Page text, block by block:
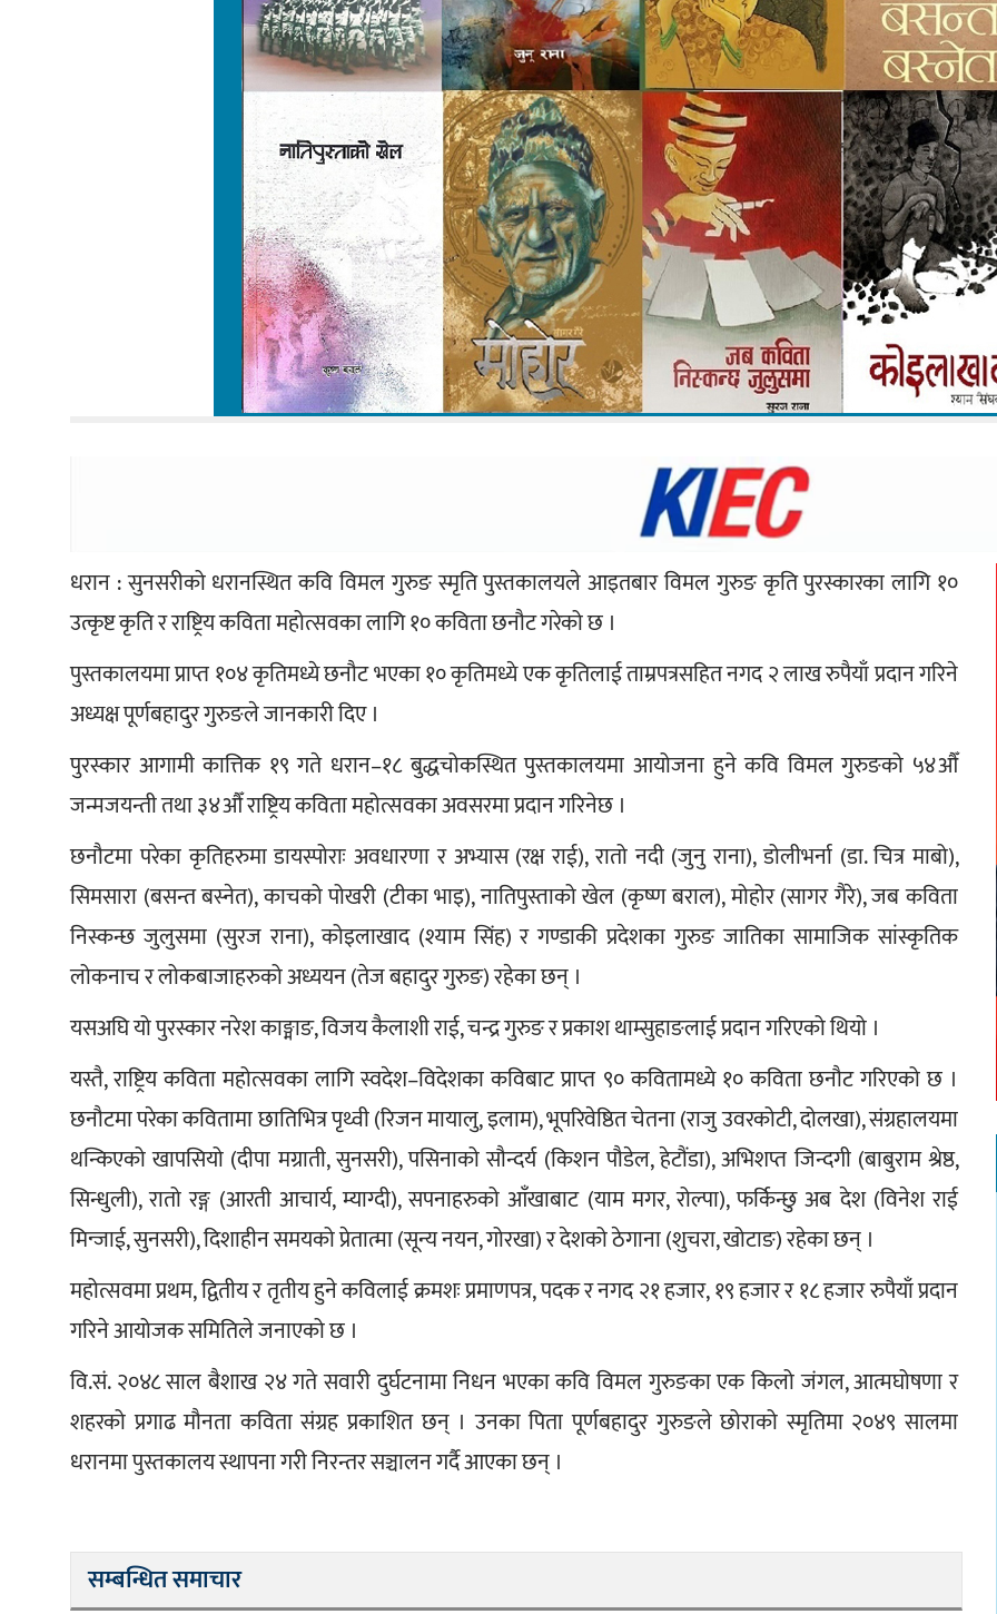
धरान : सुनसरीको धरानस्थित कवि विमल गुरुङ स्मृति पुस्तकालयले आइतबार विमल गुरुङ कृति पुरस्कारका लागि १०
उत्कृष्ट कृति र राष्ट्रिय कविता महोत्सवका लागि १० कविता छनौट गरेको छ ।
पुस्तकालयमा प्राप्त १०४ कृतिमध्ये छनौट भएका १० कृतिमध्ये एक कृतिलाई ताम्रपत्रसहित नगद २ लाख रुपैयाँ प्रदान गरिने
अध्यक्ष पूर्णबहादुर गुरुङले जानकारी दिए ।
पुरस्कार आगामी कात्तिक १९ गते धरान–१८ बुद्धचोकस्थित पुस्तकालयमा आयोजना हुने कवि विमल गुरुङको ५४औँ
जन्मजयन्ती तथा ३४औँ राष्ट्रिय कविता महोत्सवका अवसरमा प्रदान गरिनेछ ।
छनौटमा परेका कृतिहरुमा डायस्पोराः अवधारणा र अभ्यास (रक्ष राई), रातो नदी (जुनु राना), डोलीभर्ना (डा. चित्र माबो),
सिमसारा (बसन्त बस्नेत), काचको पोखरी (टीका भाइ), नातिपुस्ताको खेल (कृष्ण बराल), मोहोर (सागर गैरे), जब कविता
निस्कन्छ जुलुसमा (सुरज राना), कोइलाखाद (श्याम सिंह) र गण्डाकी प्रदेशका गुरुङ जातिका सामाजिक सांस्कृतिक
लोकनाच र लोकबाजाहरुको अध्ययन (तेज बहादुर गुरुङ) रहेका छन् ।
यसअघि यो पुरस्कार नरेश काङ्माङ, विजय कैलाशी राई, चन्द्र गुरुङ र प्रकाश थाम्सुहाङलाई प्रदान गरिएको थियो ।
यस्तै, राष्ट्रिय कविता महोत्सवका लागि स्वदेश–विदेशका कविबाट प्राप्त ९० कवितामध्ये १० कविता छनौट गरिएको छ ।
छनौटमा परेका कवितामा छातिभित्र पृथ्वी (रिजन मायालु, इलाम), भूपरिवेष्ठित चेतना (राजु उवरकोटी, दोलखा), संग्रहालयमा
थन्किएको खापसियो (दीपा मग्राती, सुनसरी), पसिनाको सौन्दर्य (किशन पौडेल, हेटौंडा), अभिशप्त जिन्दगी (बाबुराम श्रेष्ठ,
सिन्धुली), रातो रङ्ग (आरती आचार्य, म्याग्दी), सपनाहरुको आँखाबाट (याम मगर, रोल्पा), फर्किन्छु अब देश (विनेश राई
मिन्जाई, सुनसरी), दिशाहीन समयको प्रेतात्मा (सून्य नयन, गोरखा) र देशको ठेगाना (शुचरा, खोटाङ) रहेका छन् ।
महोत्सवमा प्रथम, द्वितीय र तृतीय हुने कविलाई क्रमशः प्रमाणपत्र, पदक र नगद २१ हजार, १९ हजार र १८ हजार रुपैयाँ प्रदान
गरिने आयोजक समितिले जनाएको छ ।
वि.सं. २०४८ साल बैशाख २४ गते सवारी दुर्घटनामा निधन भएका कवि विमल गुरुङका एक किलो जंगल, आत्मघोषणा र
शहरको प्रगाढ मौनता कविता संग्रह प्रकाशित छन् । उनका पिता पूर्णबहादुर गुरुङले छोराको स्मृतिमा २०४९ सालमा
धरानमा पुस्तकालय स्थापना गरी निरन्तर सञ्चालन गर्दै आएका छन् ।
सम्बन्धित समाचार